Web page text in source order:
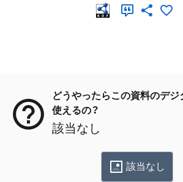
どうやったらこの資料のデ
使えるの？
該当なし
該当なし